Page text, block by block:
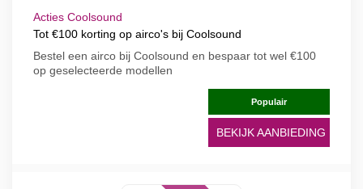
Acties Coolsound
Tot €100 korting op airco's bij Coolsound
Bestel een airco bij Coolsound en bespaar tot wel €100
op geselecteerde modellen
Populair
BEKIJK AANBIEDING